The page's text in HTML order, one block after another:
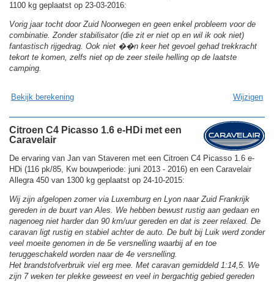
1100 kg geplaatst op 23-03-2016:
Vorig jaar tocht door Zuid Noorwegen en geen enkel probleem voor de
combinatie. Zonder stabilisator (die zit er niet op en wil ik ook niet)
fantastisch rijgedrag. Ook niet ��n keer het gevoel gehad trekkracht
tekort te komen, zelfs niet op de zeer steile helling op de laatste
camping.
Bekijk berekening Wijzigen
Citroen C4 Picasso 1.6 e-HDi met een
Caravelair
De ervaring van Jan van Staveren met een Citroen C4 Picasso 1.6 e-
HDi (116 pk/85, Kw bouwperiode: juni 2013 - 2016) en een Caravelair
Allegra 450 van 1300 kg geplaatst op 24-10-2015:
Wij zijn afgelopen zomer via Luxemburg en Lyon naar Zuid Frankrijk
gereden in de buurt van Ales. We hebben bewust rustig aan gedaan en
nagenoeg niet harder dan 90 km/uur gereden en dat is zeer relaxed. De
caravan ligt rustig en stabiel achter de auto. De bult bij Luik werd zonder
veel moeite genomen in de 5e versnelling waarbij af en toe
teruggeschakeld worden naar de 4e versnelling.
Het brandstofverbruik viel erg mee. Met caravan gemiddeld 1:14,5. We
zijn 7 weken ter plekke geweest en veel in bergachtig gebied gereden